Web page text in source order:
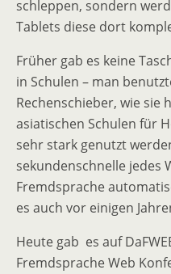
schleppen, sondern
Tablets diese dort
Früher gab es keine
in Schulen – man
Rechenschieber, wie sie
asiatischen Schulen für
sehr stark genutzt
sekundenschnelle jedes
Fremdsprache
es auch vor einigen
Heute gab es auf
Fremdsprache Web